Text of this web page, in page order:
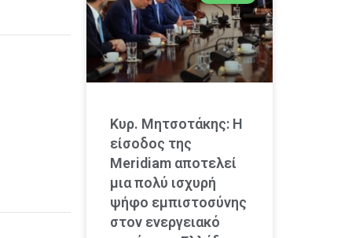
Κυρ. Μητσοτάκης: Η
είσοδος της
Meridiam αποτελεί
μια πολύ ισχυρή
ψήφο εμπιστοσύνης
στον ενεργειακό